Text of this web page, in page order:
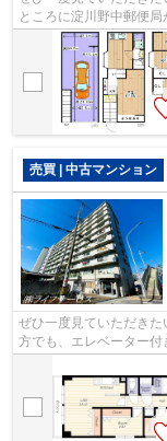
ところに淀川野中郵便
徒歩10分に立地していま
売買 | 中古マンション
ぜひ一度見ていただき
方でも、エレベーター